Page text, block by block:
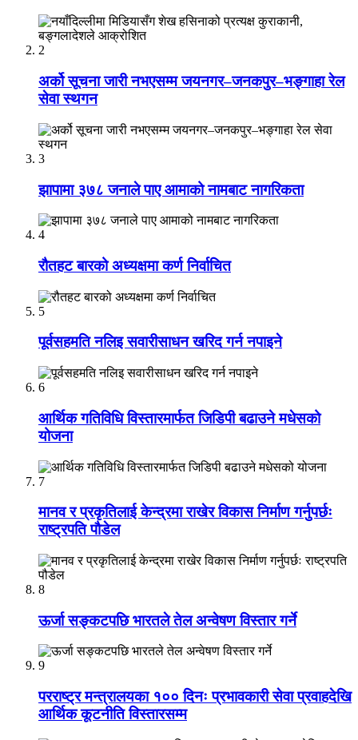
2
अर्को सूचना जारी नभएसम्म जयनगर–जनकपुर–भङ्गाहा रेल
सेवा स्थगन
3
झापामा ३७८ जनाले पाए आमाको नामबाट नागरिकता
4
रौतहट बारको अध्यक्षमा कर्ण निर्वाचित
5
पूर्वसहमति नलिइ सवारीसाधन खरिद गर्न नपाइने
6
आर्थिक गतिविधि विस्तारमार्फत जिडिपी बढाउने मधेसको
योजना
7
मानव र प्रकृतिलाई केन्द्रमा राखेर विकास निर्माण गर्नुपर्छः
राष्ट्रपति पौडेल
8
ऊर्जा सङ्कटपछि भारतले तेल अन्वेषण विस्तार गर्ने
9
परराष्ट्र मन्त्रालयका १०० दिनः प्रभावकारी सेवा प्रवाहदेखि
आर्थिक कूटनीति विस्तारसम्म